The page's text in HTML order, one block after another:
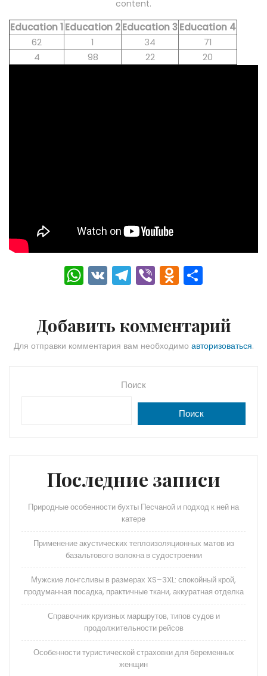
content.
Education 1Education 2Education 3Education 4
62
1 34
71
4
98 22 20
W
h
ts
A
V
K
T
el
gr
a
Vi
b
O
d
o
kl
s
ni
а
в
Добавить комментарий
Для отправки комментария вам необходимо авторизоваться.
Поиск
Поиск
Последние записи
Природные особенности бухты Песчаной и подход к ней на
катере
Применение акустических теплоизоляционных матов из
базальтового волокна в судостроении
Мужские лонгсливы в размерах XS–3XL: спокойный крой,
продуманная посадка, практичные ткани, аккуратная отделка
Справочник круизных маршрутов, типов судов и
продолжительности рейсов
Особенности туристической страховки для беременных
женщин